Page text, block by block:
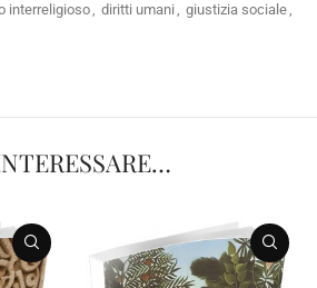
interreligioso diritti umani giustizia sociale